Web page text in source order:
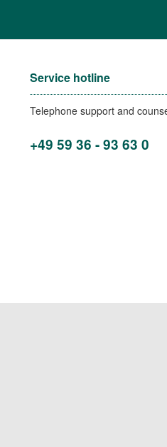
Service hotline
Telephone support and
+49 59 36 - 93 63 0